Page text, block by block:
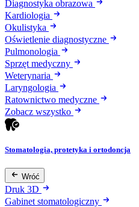
Diagnostyka obrazowa
Kardiologia
Okulistyka
Oświetlenie diagnostyczne
Pulmonologia
Sprzęt medyczny
Weterynaria
Laryngologia
Ratownictwo medyczne
Zobacz wszystko
Stomatologia, protetyka i ortodoncja
Wróć
Druk 3D
Gabinet stomatologiczny